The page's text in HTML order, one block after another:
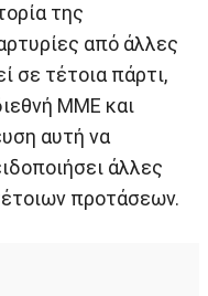
της
από άλλες
σε τέτοια πάρτι,
ΜΜΕ και
αυτή να
άλλες
προτάσεων.